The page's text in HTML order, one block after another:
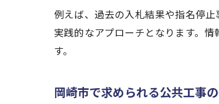
例えば、過去の入札結果や指名停
実践的なアプローチとなります。
す。
岡崎市で求められる公共工事